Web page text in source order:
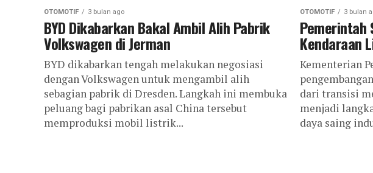
OTOMOTIF 3 bulan ago
BYD Dikabarkan Bakal Ambil Alih Pabrik
Volkswagen di Jerman
BYD dikabarkan tengah melakukan negosiasi
dengan Volkswagen untuk mengambil alih
sebagian pabrik di Dresden. Langkah ini membuka
peluang bagi pabrikan asal China tersebut
memproduksi mobil listrik...
OTOMOTIF 3 bulan
Pemerintah
Kendaraan
Kementerian
dari transisi
menjadi
daya saing